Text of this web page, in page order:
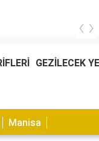
‹ ›
GEZİLECEK
Manisa